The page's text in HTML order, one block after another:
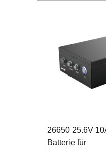
26650 25.6V
Batterie für